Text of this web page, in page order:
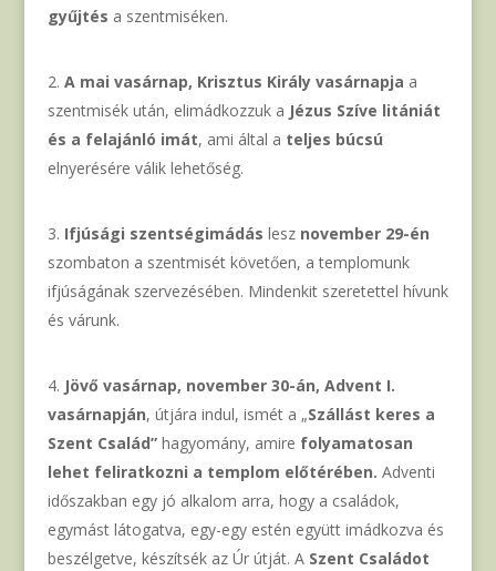
gyűjtés a szentmiséken.
A mai vasárnap, Krisztus Király vasárnapja a
szentmisék után, elimádkozzuk a Jézus Szíve litániát
és a felajánló imát, ami által a teljes búcsú
elnyerésére válik lehetőség.
Ifjúsági szentségimádás lesz november 29-én
szombaton a szentmisét követően, a templomunk
ifjúságának szervezésében. Mindenkit szeretettel hívunk
és várunk.
Jövő vasárnap, november 30-án, Advent I.
vasárnapján, útjára indul, ismét a „Szállást keres a
Szent Család”hagyomány, amire folyamatosan
lehet feliratkozni a templom előtérében. Adventi
időszakban egy jó alkalom arra, hogy a családok,
egymást látogatva, egy-egy estén együtt imádkozva és
beszélgetve, készítsék az Úr útját. A Szent Családot